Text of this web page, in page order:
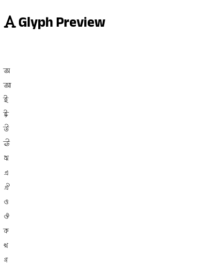
Glyph Preview
অ
আ
ই
ঈ
উ
ঊ
ঋ
এ
ঐ
ও
ঔ
ক
খ
গ